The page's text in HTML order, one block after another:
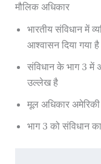
मौलिक अधिकार
भारतीय संविधान में
आश्वासन दिया गया है
संविधान के भाग 3 में
उल्लेख है
मूल अधिकार
भाग 3 को संविधान का